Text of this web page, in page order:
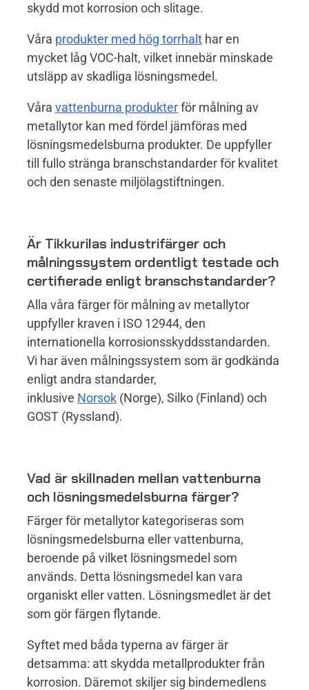
skydd mot korrosion och slitage.
Våra produkter med hög torrhalt har en
mycket låg VOC-halt, vilket innebär minskade
utsläpp av skadliga lösningsmedel.
Våra vattenburna produkterför målning av
metallytor kan med fördel jämföras med
lösningsmedelsburna produkter. De uppfyller
till fullo stränga branschstandarder för kvalitet
och den senaste miljölagstiftningen.
Är Tikkurilas industrifärger och
målningssystem ordentligt testade och
certifierade enligt branschstandarder?
Alla våra färger för målning av metallytor
uppfyller kraven i ISO 12944, den
internationella korrosionsskyddsstandarden.
Vi har även målningssystem som är godkända
enligt andra standarder,
inklusive Norsok (Norge), Silko (Finland) och
GOST (Ryssland).
Vad är skillnaden mellan vattenburna
och lösningsmedelsburna färger?
Färger för metallytor kategoriseras som
lösningsmedelsburna eller vattenburna,
beroende på vilket lösningsmedel som
används. Detta lösningsmedel kan vara
organiskt eller vatten. Lösningsmedlet är det
som gör färgen flytande.
Syftet med båda typerna av färger är
detsamma: att skydda metallprodukter från
korrosion. Däremot skiljer sig bindemedlens